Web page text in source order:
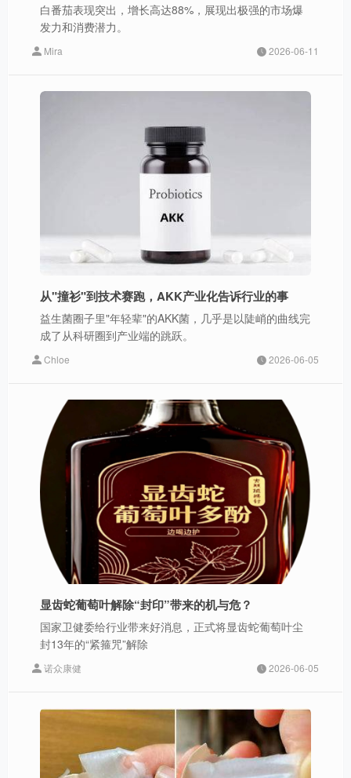
白番茄表现突出，增长高达88%，展现出极强的市场爆
发力和消费潜力。
Mira 2026-06-11
从"撞衫"到技术赛跑，AKK产业化告诉行业的事
益生菌圈子里"年轻辈"的AKK菌，几乎是以陡峭的曲线完
成了从科研圈到产业端的跳跃。
Chloe 2026-06-05
显齿蛇葡萄叶解除“封印”带来的机与危？
国家卫健委给行业带来好消息，正式将显齿蛇葡萄叶尘
封13年的“紧箍咒”解除
诺众康健 2026-06-05